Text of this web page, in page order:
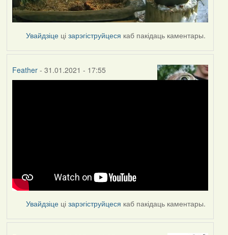
Увайдзіце цізарэгіструйцеся каб пакідаць каментары.
Feather- 31.01.2021 - 17:55
Увайдзіце цізарэгіструйцеся каб пакідаць каментары.